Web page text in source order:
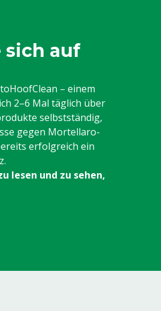
sich auf
– einem
2–6 Mal täglich über
selbstständig,
gegen Mortellaro-
erfolgreich ein
lesen und zu sehen,